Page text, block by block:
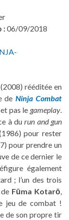
:06/09/2018
(2008) rééditée en
deNinja Combat
pas le gameplay.
à durun and gun
pour rester
pour prendre un
de ce dernier le
également
; l’un des trois
Fūma Kotarō,
jeu de combat !
de son propre tir